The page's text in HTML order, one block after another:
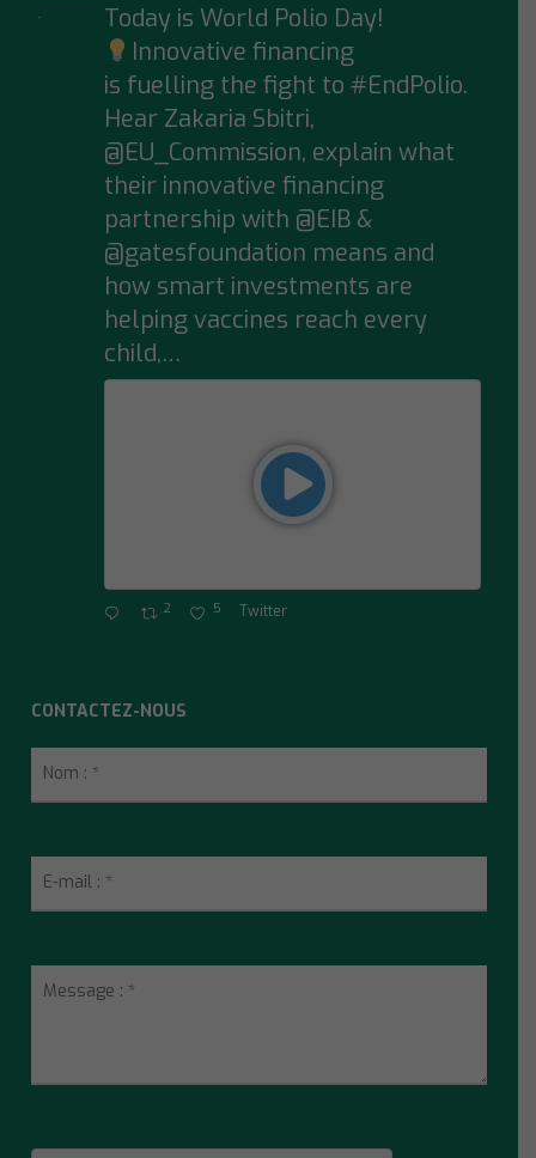
;
Today is World Polio Day!
Innovative financing
is fuelling the fight to #EndPolio.
Hear Zakaria Sbitri,
@EU_Commission, explain what
their innovative financing
partnership with @EIB &
@gatesfoundation means and
how smart investments are
helping vaccines reach every
child,…
2 5 Twitter
CONTACTEZ-NOUS